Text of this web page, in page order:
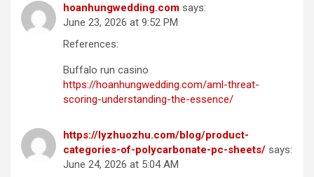
hoanhungwedding.com says:
June 23, 2026 at 9:52 PM
References:
Buffalo run casino
https://hoanhungwedding.com/aml-threat-
scoring-understanding-the-essence/
https://lyzhuozhu.com/blog/product-
categories-of-polycarbonate-pc-sheets/ says:
June 24, 2026 at 5:04 AM